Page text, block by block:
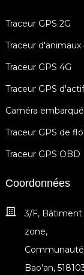
Traceur GPS 2G
Traceur d'animaux
Traceur GPS 4G
Traceur GPS
Caméra
Traceur GPS de
Traceur GPS OBD
Coordonnées
3/F, Bâtiment
zone,
Bao'an,